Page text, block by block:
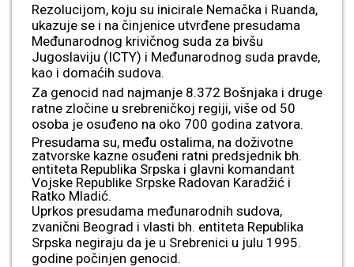
Rezolucijom, koju su inicirale Nemačka i Ruanda,
ukazuje se i na činjenice utvrđene presudama
Međunarodnog krivičnog suda za bivšu
Jugoslaviju (ICTY) i Međunarodnog suda pravde,
kao i domaćih sudova.
Za genocid nad najmanje 8.372 Bošnjaka i druge
ratne zločine u srebreničkoj regiji, više od 50
osoba je osuđeno na oko 700 godina zatvora.
Presudama su, među ostalima, na doživotne
zatvorske kazne osuđeni ratni predsjednik bh.
entiteta Republika Srpska i glavni komandant
Vojske Republike Srpske Radovan Karadžić i
Ratko Mladić.
Uprkos presudama međunarodnih sudova,
zvanični Beograd i vlasti bh. entiteta Republika
Srpska negiraju da je u Srebrenici u julu 1995.
godine počinjen genocid.